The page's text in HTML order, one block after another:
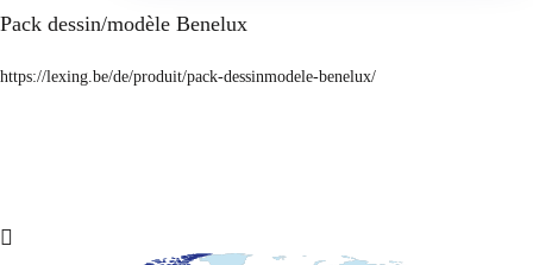
Pack dessin/modèle Benelux
https://lexing.be/de/produit/pack-dessinmodele-benelux/